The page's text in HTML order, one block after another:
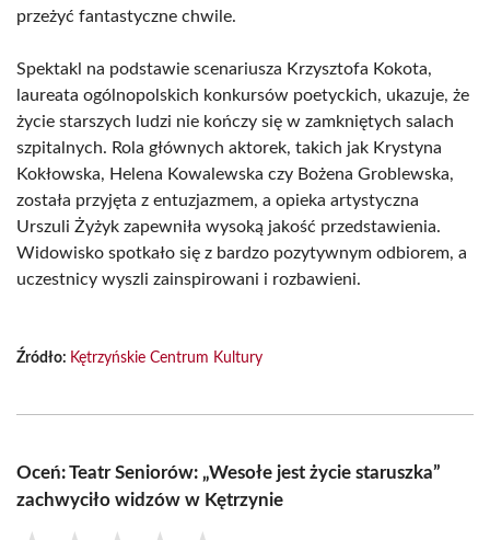
przeżyć fantastyczne chwile.
Spektakl na podstawie scenariusza Krzysztofa Kokota,
laureata ogólnopolskich konkursów poetyckich, ukazuje, że
życie starszych ludzi nie kończy się w zamkniętych salach
szpitalnych. Rola głównych aktorek, takich jak Krystyna
Kokłowska, Helena Kowalewska czy Bożena Groblewska,
została przyjęta z entuzjazmem, a opieka artystyczna
Urszuli Żyżyk zapewniła wysoką jakość przedstawienia.
Widowisko spotkało się z bardzo pozytywnym odbiorem, a
uczestnicy wyszli zainspirowani i rozbawieni.
Źródło: Kętrzyńskie Centrum Kultury
Oceń: Teatr Seniorów: „Wesołe jest życie staruszka”
zachwyciło widzów w Kętrzynie